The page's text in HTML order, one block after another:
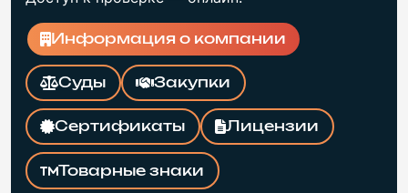
Информация о компании
Суды Закупки
Сертификаты Лицензии
Товарные знаки